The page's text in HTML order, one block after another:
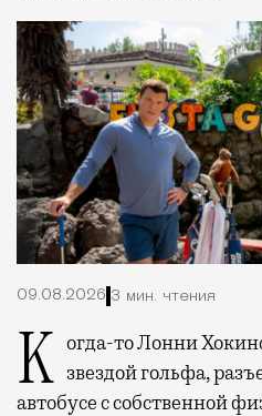
09.08.2026 3 мин. чтения
Когда-то Лонни Хокинс (Уилл Феррелл) был звездой гольфа,
автобусе с собственной